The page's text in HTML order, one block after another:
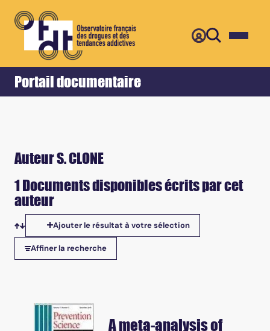
Portail documentaire
Accueil Retour
Auteur S. CLONE
1 Documents disponibles écrits par cet
auteur
Tris disponibles
Ajouter le résultat à votre sélection
Affiner la recherche
A meta-analysis of